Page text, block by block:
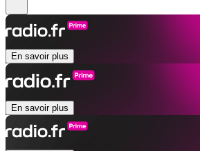
En savoir plus
En savoir plus